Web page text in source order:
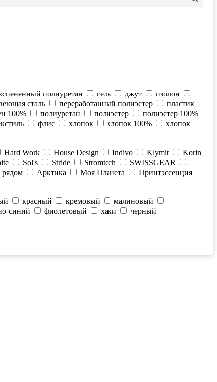
полиуретан гель джут
изолон
сталь переработанный полиэстер
пластик
100% полиуретан полиэстер
полиэстер 100%
флис хлопок хлопок 100%
хлопок
Hard Work House Design Indivo Klymit
Korin
Sol's Stride Stromtech
SWISSGEAR
рядом Арктика Моя Планета
Принтэссенция
красный кремовый
малиновый
синий фиолетовый хаки
черный